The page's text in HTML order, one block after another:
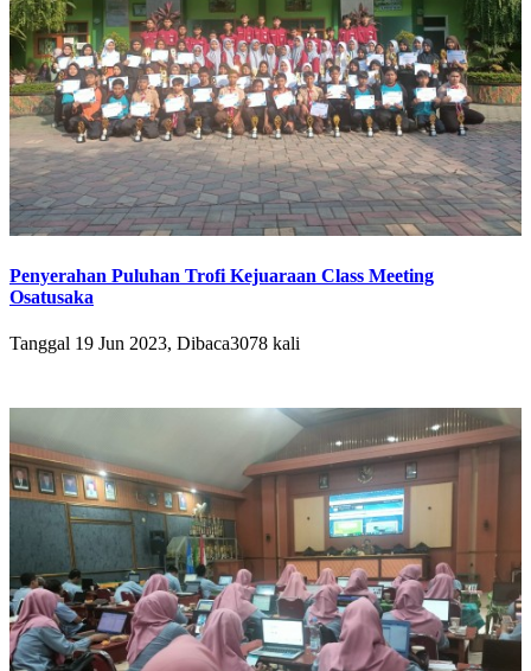
Penyerahan Puluhan Trofi Kejuaraan Class Meeting
Osatusaka
Tanggal 19 Jun 2023, Dibaca3078 kali